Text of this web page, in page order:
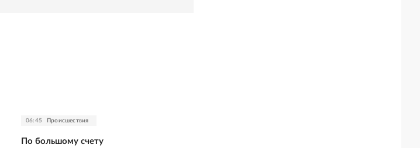
06:45 Происшествия
По большому счету